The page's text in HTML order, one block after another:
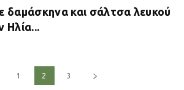
δαμάσκηνα και σάλτσα λευκού
Ηλία...
1 2 3